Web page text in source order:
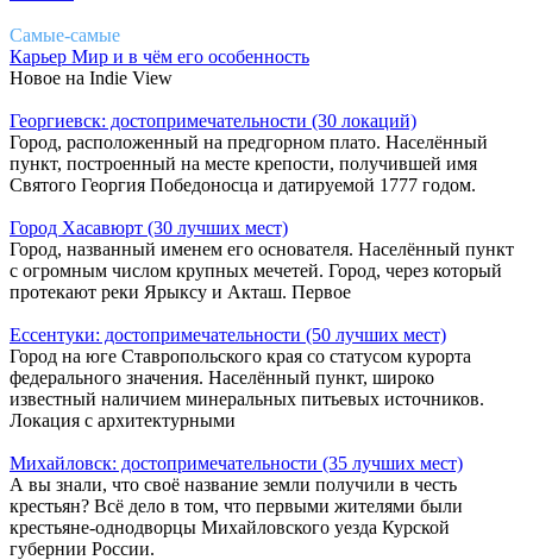
Самые-самые
Карьер Мир и в чём его особенность
Новое на Indie View
Георгиевск: достопримечательности (30 локаций)
Город, расположенный на предгорном плато. Населённый
пункт, построенный на месте крепости, получившей имя
Святого Георгия Победоносца и датируемой 1777 годом.
Город Хасавюрт (30 лучших мест)
Город, названный именем его основателя. Населённый пункт
с огромным числом крупных мечетей. Город, через который
протекают реки Ярыксу и Акташ. Первое
Ессентуки: достопримечательности (50 лучших мест)
Город на юге Ставропольского края со статусом курорта
федерального значения. Населённый пункт, широко
известный наличием минеральных питьевых источников.
Локация с архитектурными
Михайловск: достопримечательности (35 лучших мест)
А вы знали, что своё название земли получили в честь
крестьян? Всё дело в том, что первыми жителями были
крестьяне-однодворцы Михайловского уезда Курской
губернии России.